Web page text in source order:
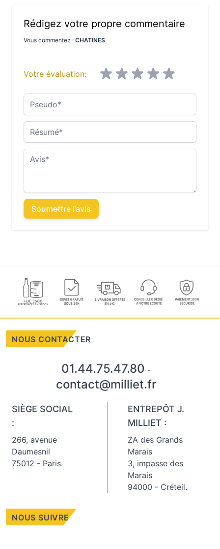
Rédigez votre propre commentaire
Vous commentez : CHATINES
Votre évaluation:
Pseudo
Résumé
Avis
Soumettre l’avis
NOUS CONTACTER
01.44.75.47.80 -
contact@milliet.fr
SIÈGE SOCIAL
:
266, avenue
Daumesnil
75012 - Paris.
ENTREPÔT J.
MILLIET :
ZA des Grands
Marais
3, impasse des
Marais
94000 - Créteil.
NOUS SUIVRE